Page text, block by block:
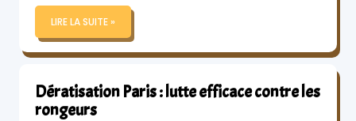
LIRE LA SUITE »
Dératisation Paris : lutte efficace contre les
rongeurs